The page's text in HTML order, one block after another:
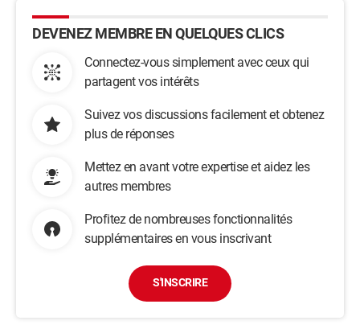
DEVENEZ MEMBRE EN QUELQUES CLICS
Connectez-vous simplement avec ceux qui
partagent vos intérêts
Suivez vos discussions facilement et obtenez
plus de réponses
Mettez en avant votre expertise et aidez les
autres membres
Profitez de nombreuses fonctionnalités
supplémentaires en vous inscrivant
S'INSCRIRE